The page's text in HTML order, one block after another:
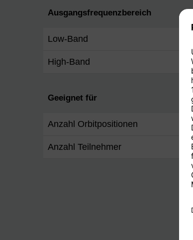
Ausgangsfrequenzbereich
Low-Band
High-Band
Geeignet für
Anzahl Orbitpositionen
Anzahl Teilnehmer